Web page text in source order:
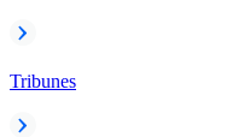
Tribunes